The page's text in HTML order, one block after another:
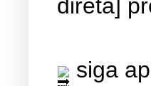
direta]
siga